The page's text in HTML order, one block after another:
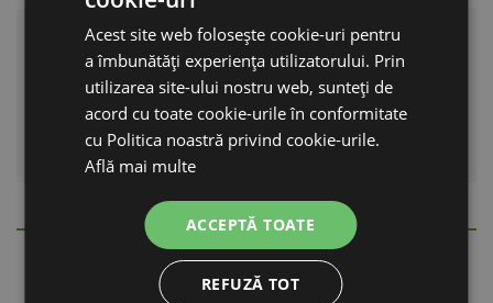
Materiale și execuție
Interior din PVC, husă din poliester; culoare
bleumarin. Husa are fermoar, iar gulerul este
rezistent la zgârieturi.
DESCRIERE DETALIATĂ
Ascunde
Acest site web folosește cookie-uri pentru
a îmbunătăți experiența utilizatorului. Prin
utilizarea site-ului nostru web, sunteți de
acord cu toate cookie-urile în conformitate
cu Politica noastră privind cookie-urile.
Află mai multe
ACCEPTĂ TOATE
REFUZĂ TOT